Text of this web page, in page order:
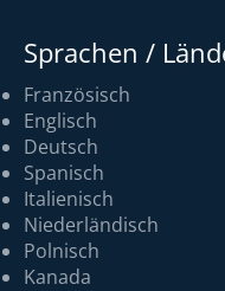
Sprachen /
Französisch
Englisch
Deutsch
Spanisch
Italienisch
Niederländisch
Polnisch
Kanada